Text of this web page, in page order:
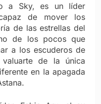
a Sky, es un líder
de mover los
de las estrellas del
de los pocos que
a los escuderos de
de la única
en la apagada